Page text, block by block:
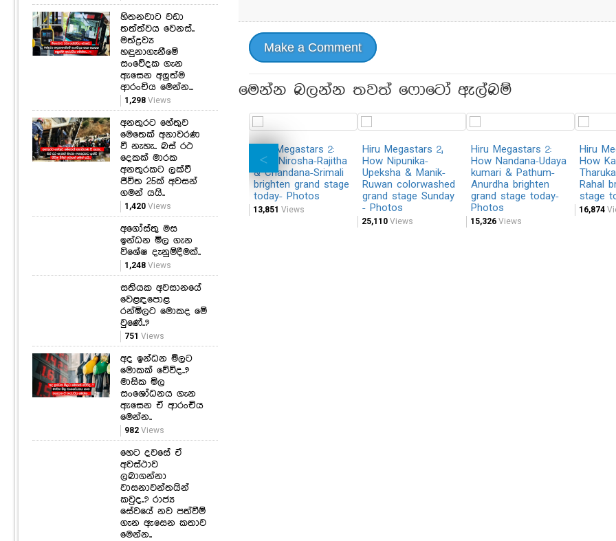
Make a Comment
මෙන්න බලන්න තවත් ෆොටෝ ඇල්බම්
Hiru Megastars 2:
How Nirosha-Rajitha
& Chandana-Srimali
brighten grand stage
today- Photos
13,851 Views
Hiru Megastars 2;
How Nipunika-
Upeksha & Manik-
Ruwan colorwashed
grand stage Sunday
- Photos
25,110 Views
Hiru Megastars 2:
How Nandana-Udaya
kumari & Pathum-
Anurdha brighten
grand stage today-
Photos
15,326 Views
Hiru
How
Rahal
stage
16,874
හිතනවාට වඩා
තත්ත්වය වෙනස්..
මත්ද්‍රව්‍ය
හඳුනාගැනීමේ
සංවේදක ගැන
ඇසෙන අලුත්ම
ආරංචිය මෙන්න...
1,298Views
අනතුරට හේතුව
මෙතෙක් අනාවරණ
වී නැහැ.. බස් රථ
දෙකක් මාරක
අනතුරකට ලක්වී
ජීවිත 25ක් අවසන්
ගමන් යයි..
1,420Views
අගෝස්තු මස
ඉන්ධන මිල ගැන
විශේෂ දැනුම්දීමක්..
1,248Views
සතියක අවසානයේ
වෙළඳපොළ
රන්මිලට මොකද මේ
වුණේ..?
751 Views
අද ඉන්ධන මිලට
මොකක් වේවිද..?
මාසික මිල
සංශෝධනය ගැන
ඇසෙන ඒ ආරංචිය
මෙන්න..
982Views
හෙට දවසේ ඒ
අවස්ථාව
ලබාගන්නා
වාසනාවන්තයින්
කවුද..? රාජ්‍ය
සේවයේ නව පත්වීම්
ගැන ඇසෙන කතාව
මෙන්න..